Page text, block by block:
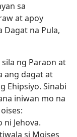
sa
at apoy
Dagat na Pula,
ng Paraon at
ang dagat at
Ehipsiyo. Sinabi
iniwan mo na
Jehova.
si Moises